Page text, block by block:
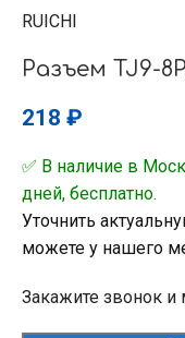
RUICHI
Разъем TJ9-
218 ₽
✅ В наличие в
дней, бесплатно.
Уточнить
можете у нашего
Закажите звонок